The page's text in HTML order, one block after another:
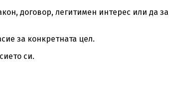
договор, легитимен интерес или
за конкретната цел.
си.